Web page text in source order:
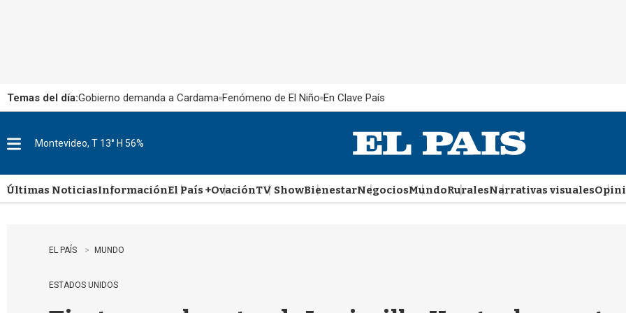
Temas del día:Gobierno demanda a Cardama Fenómeno de El Niño En Clave País
u
Montevideo, T 13° H 56%
Últimas NoticiasInformaciónEl País +OvaciónTV ShowBienestarNegociosMundoRuralesNarrativas visuales
EL PAÍS MUNDO
ESTADOS UNIDOS